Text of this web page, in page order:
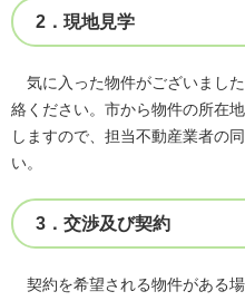
2．現地見学
気に入った物件がございまし
絡ください。市から物件の所在
しますので、担当不動産業者の
い。
3．交渉及び契約
契約を希望される物件がある